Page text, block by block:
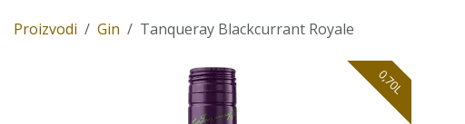
Proizvodi Gin Tanqueray Blackcurrant Royale
0,70L